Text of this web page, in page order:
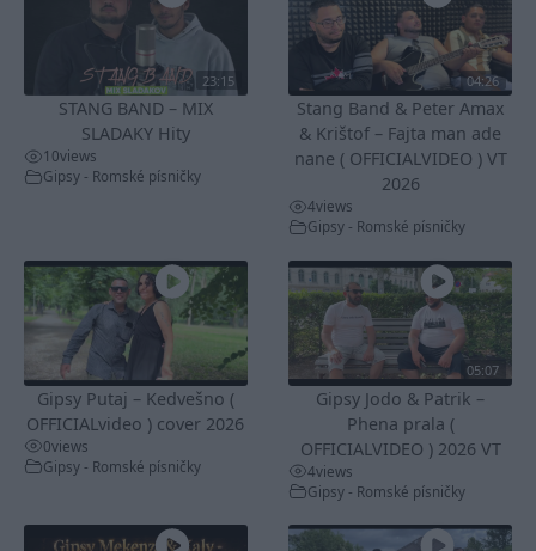
23:15
STANG BAND – MIX
SLADAKY Hity
10views
Gipsy - Romské písničky
04:26
Stang Band & Peter Amax
& Krištof – Fajta man ade
nane ( OFFICIALVIDEO ) VT
2026
4views
Gipsy - Romské písničky
Gipsy Putaj – Kedvešno (
OFFICIALvideo ) cover 2026
0views
Gipsy - Romské písničky
05:07
Gipsy Jodo & Patrik –
Phena prala (
OFFICIALVIDEO ) 2026 VT
4views
Gipsy - Romské písničky